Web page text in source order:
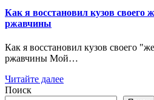
Как я восстановил кузов своего
ржавчины
Как я восстановил кузов своего
ржавчины Мой…
Читайте далее
Поиск